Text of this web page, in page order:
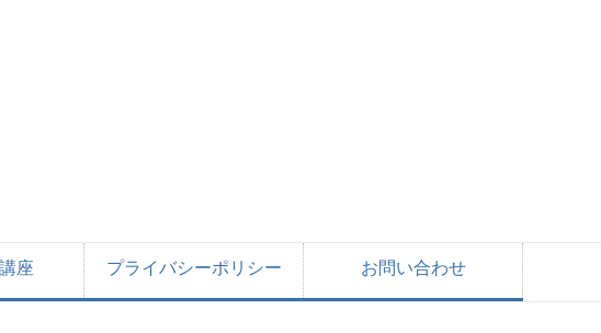
座 プライバシーポリシー お問い合わせ